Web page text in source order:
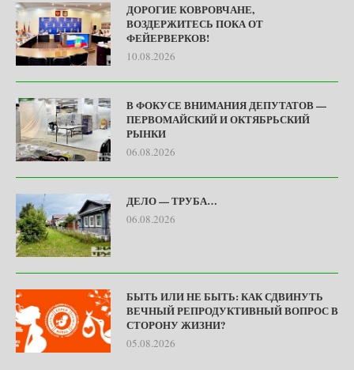
ДОРОГИЕ КОВРОВЧАНЕ,
ВОЗДЕРЖИТЕСЬ ПОКА ОТ
ФЕЙЕРВЕРКОВ!
10.08.2026
В ФОКУСЕ ВНИМАНИЯ ДЕПУТАТОВ —
ПЕРВОМАЙСКИЙ И ОКТЯБРЬСКИЙ
РЫНКИ
06.08.2026
ДЕЛО — ТРУБА…
06.08.2026
БЫТЬ ИЛИ НЕ БЫТЬ: КАК СДВИНУТЬ
ВЕЧНЫЙ РЕПРОДУКТИВНЫЙ ВОПРОС В
СТОРОНУ ЖИЗНИ?
05.08.2026